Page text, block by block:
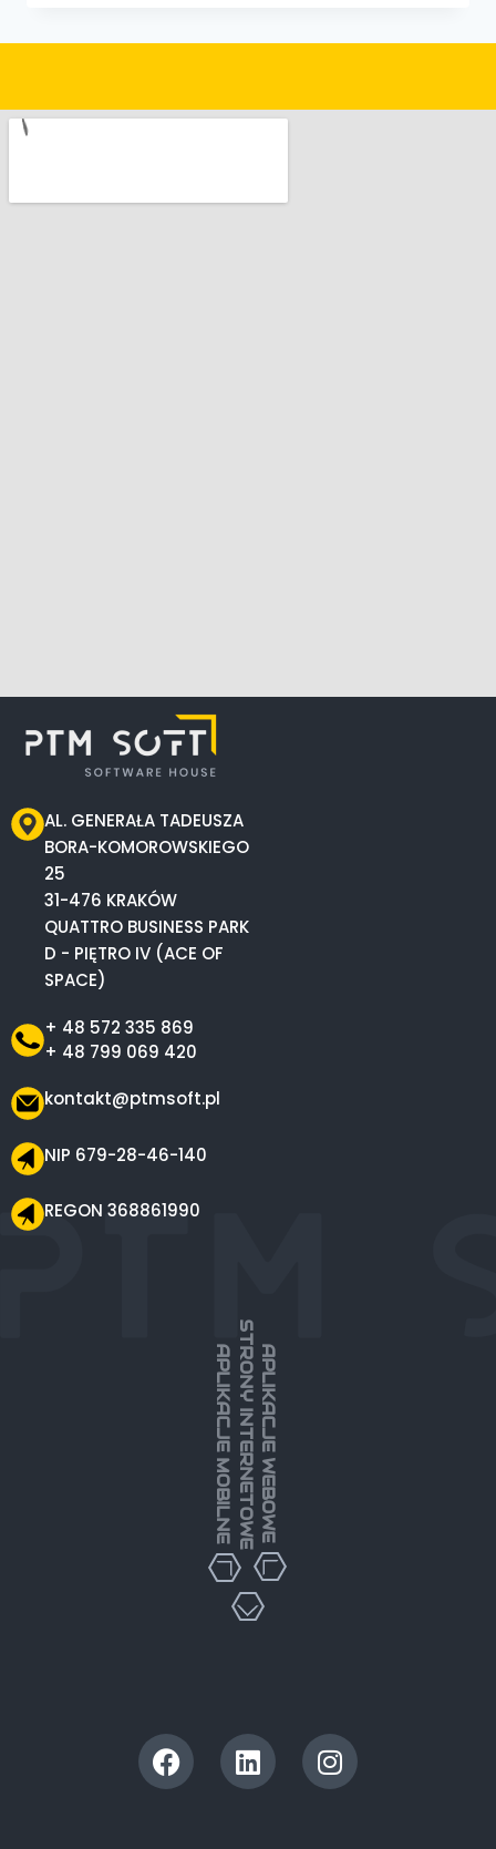
AL. GENERAŁA TADEUSZA
BORA-KOMOROWSKIEGO
25
31-476 KRAKÓW
QUATTRO BUSINESS PARK
D - PIĘTRO IV (ACE OF
SPACE)
+ 48 572 335 869
+ 48 799 069 420
kontakt@ptmsoft.pl
NIP 679-28-46-140
REGON 368861990
APLIKACJE MOBILNESTRONY INTERNETOWEAPLIKACJE WEBOWE